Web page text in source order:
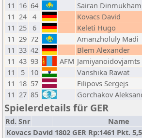
11 16 64 Sairan
11 24 4 Kovacs David
11 25 6 Keleti Hugo
11 29 72 Amanzholuly Madi
11 33 42 Blem Alexander
11 43 93 AFM
11
5 10 Vanshika Rawat
11 18 57 Filipovs Sergejs
11 27 85 Gorchakov
Spielerdetails für GER
Rd. Snr Name
Kovacs David 1802 GER Rp:1461 Pkt. 5,5